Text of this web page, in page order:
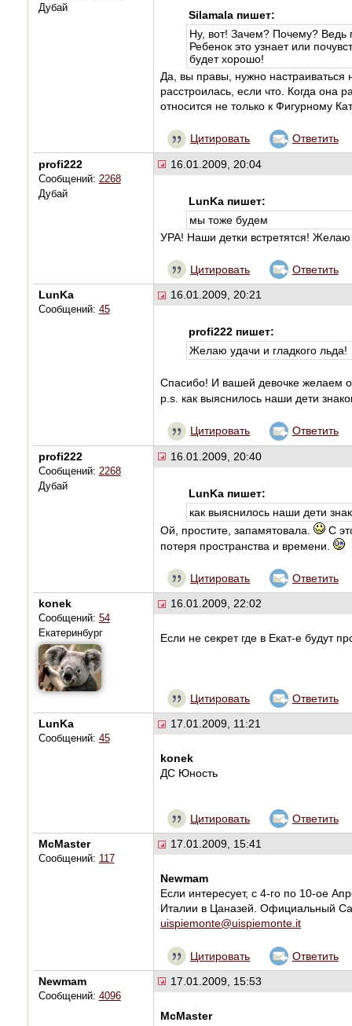
Дубай
Silamala пишет:
Ну, вот! Зачем? Почему?
Ребенок это узнает или
будет хорошо!
Да, вы правы, нужно
расстроилась, если что. Когда она
относится не только к Фигурному
Цитировать Ответить
profi222
Сообщений: 2268
Дубай
16.01.2009, 20:04
LunKa пишет:
мы тоже будем
УРА! Наши детки встретятся! Желаю
Цитировать Ответить
LunKa
Сообщений: 45
16.01.2009, 20:21
profi222 пишет:
Желаю удачи и гладкого льда!
Спасибо! И вашей девочке желаем
p.s. как выяснилось наши дети
Цитировать Ответить
profi222
Сообщений: 2268
Дубай
16.01.2009, 20:40
LunKa пишет:
как выяснилось наши дети
Ой, простите, запамятовала.
С
потеря пространства и времени.
Цитировать Ответить
konek
Сообщений: 54
Екатеринбург
16.01.2009, 22:02
Если не секрет где в Екат-е будут
Цитировать Ответить
LunKa
Сообщений: 45
17.01.2009, 11:21
konek
ДС Юность
Цитировать Ответить
McMaster
Сообщений: 117
17.01.2009, 15:41
Newmam
Если интересует, с 4-го по 10-ое
Италии в Цаназей. Официальный
uispiemonte@uispiemonte.it
Цитировать Ответить
Newmam
Сообщений: 4096
17.01.2009, 15:53
McMaster